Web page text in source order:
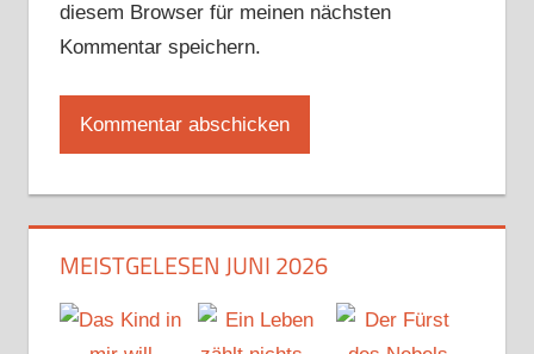
diesem Browser für meinen nächsten
Kommentar speichern.
MEISTGELESEN JUNI 2026